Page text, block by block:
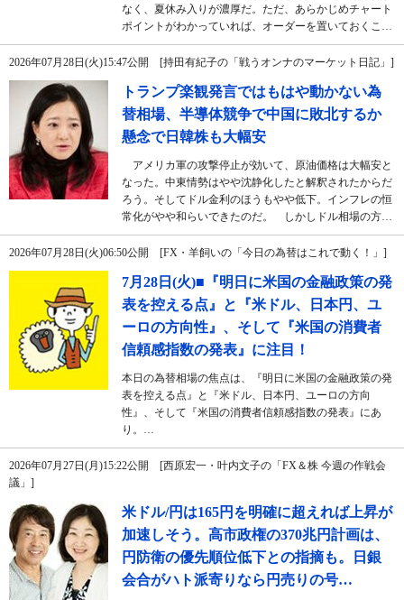
なく、夏休み入りが濃厚だ。ただ、あらかじめチャート
ポイントがわかっていれば、オーダーを置いておくこ…
2026年07月28日(火)15:47公開 [持田有紀子の「戦うオンナのマーケット日記」]
トランプ楽観発言ではもはや動かない為
替相場、半導体競争で中国に敗北するか
懸念で日韓株も大幅安
アメリカ軍の攻撃停止が効いて、原油価格は大幅安と
なった。中東情勢はやや沈静化したと解釈されたからだ
ろう。そしてドル金利のほうもやや低下。インフレの恒
常化がやや和らいできたのだ。 しかしドル相場の方…
2026年07月28日(火)06:50公開 [FX・羊飼いの「今日の為替はこれで動く！」]
7月28日(火)■『明日に米国の金融政策の発
表を控える点』と『米ドル、日本円、ユ
ーロの方向性』、そして『米国の消費者
信頼感指数の発表』に注目！
本日の為替相場の焦点は、『明日に米国の金融政策の発
表を控える点』と『米ドル、日本円、ユーロの方向
性』、そして『米国の消費者信頼感指数の発表』にあ
り。…
2026年07月27日(月)15:22公開 [西原宏一・叶内文子の「FX＆株 今週の作戦会
議」]
米ドル/円は165円を明確に超えれば上昇が
加速しそう。高市政権の370兆円計画は、
円防衛の優先順位低下との指摘も。日銀
会合がハト派寄りなら円売りの号…